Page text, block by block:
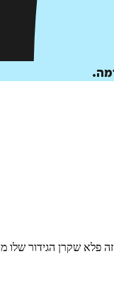
פלא שקרן הגידור שלו